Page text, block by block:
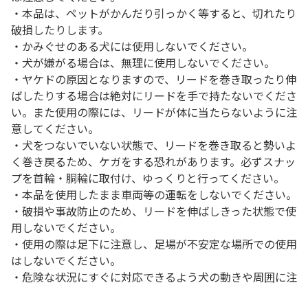
・本品は、ペットがかんだり引っかく等すると、切れたり
破損したりします。
・かみぐせのある犬には使用しないでください。
・犬が嫌がる場合は、無理に使用しないでください。
・ヤケドの原因となりますので、リードを巻き取ったり伸
ばしたりする場合は絶対にリードを手で持たないでくださ
い。また使用の際には、リードが体に当たらないように注
意してください。
・犬をつないでいない状態で、リードを巻き取ると勢いよ
く巻き戻るため、ケガをする恐れがあります。必ずスナッ
プを首輪・胴輪に取付け、ゆっくりと行ってください。
・本品を使用したまま車両等の運転をしないでください。
・破損や事故防止のため、リードを伸ばしきった状態で使
用しないでください。
・使用の際は足下に注意し、足場が不安定な場所での使用
はしないでください。
・危険な状況にすぐに対応できるよう犬の動きや周囲に注